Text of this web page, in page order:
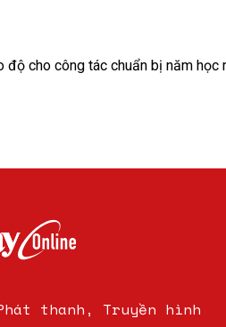
độ cho công tác chuẩn bị năm học
thanh, Truyền hình